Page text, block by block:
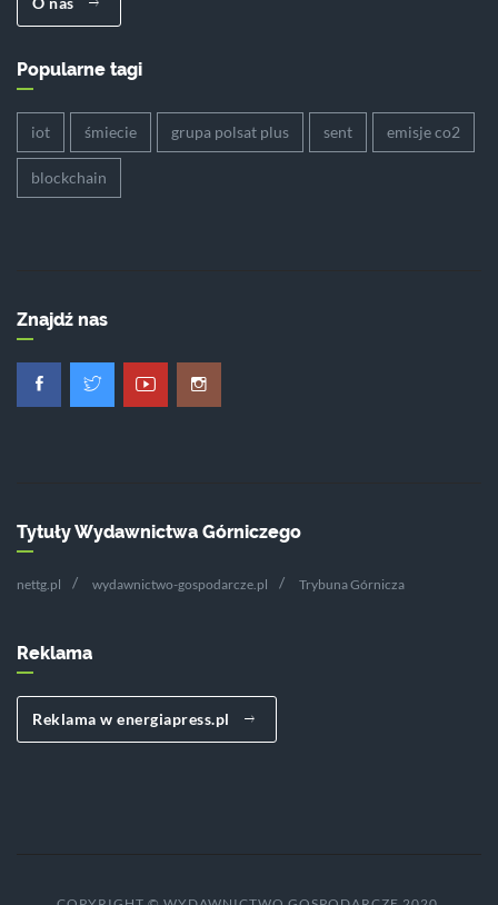
Popularne tagi
iot śmiecie grupa polsat plus sent emisje co2
blockchain
Znajdź nas
Tytuły Wydawnictwa Górniczego
nettg.pl wydawnictwo-gospodarcze.pl Trybuna Górnicza
Reklama
Reklama w energiapress.pl